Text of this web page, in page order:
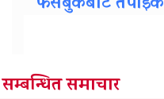
सम्बन्धित समाचार